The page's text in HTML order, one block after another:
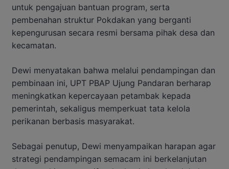
untuk pengajuan bantuan program, serta
pembenahan struktur Pokdakan yang berganti
kepengurusan secara resmi bersama pihak desa dan
kecamatan.
Dewi menyatakan bahwa melalui pendampingan dan
pembinaan ini, UPT PBAP Ujung Pandaran berharap
meningkatkan kepercayaan petambak kepada
pemerintah, sekaligus memperkuat tata kelola
perikanan berbasis masyarakat.
Sebagai penutup, Dewi menyampaikan harapan agar
strategi pendampingan semacam ini berkelanjutan